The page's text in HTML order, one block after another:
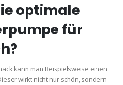
optimale
für
kann man Beispielsweise einen
wirkt nicht nur schön, sondern